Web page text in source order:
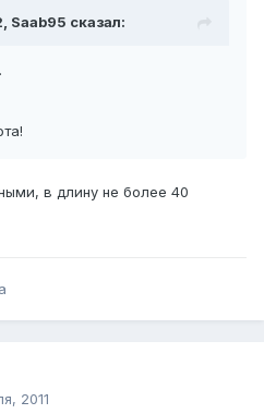
Saab95 сказал:
в длину не более 40
2011